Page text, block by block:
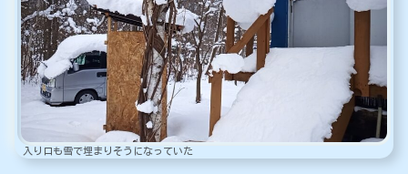
入り口も雪で埋まりそうになっていた